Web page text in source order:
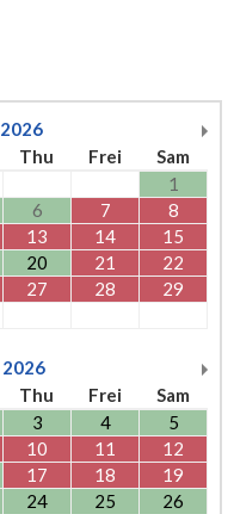
2026
Thu Frei
Sam
1
6 7
8
13 14
15
20 21
22
27 28
29
2026
Thu Frei
Sam
3 4
5
10 11
12
17 18
19
24 25
26